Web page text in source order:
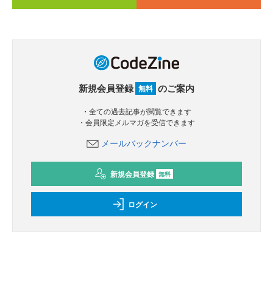
新規会員登録 無料 のご案内
・全ての過去記事が閲覧できます
・会員限定メルマガを受信できます
メールバックナンバー
新規会員登録 無料
ログイン